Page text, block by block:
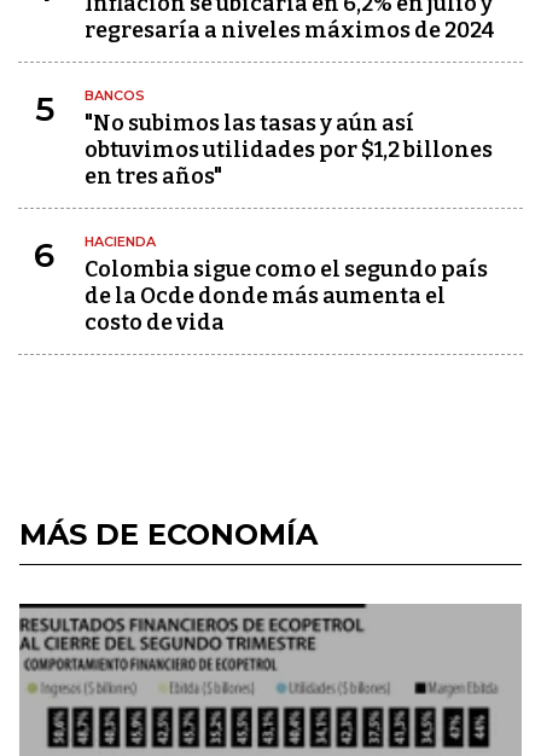
regresaría a niveles máximos de 2024
5 BANCOS
"No subimos las tasas y aún así
obtuvimos utilidades por $1,2 billones
en tres años"
6 HACIENDA
Colombia sigue como el segundo país
de la Ocde donde más aumenta el
costo de vida
MÁS DE ECONOMÍA